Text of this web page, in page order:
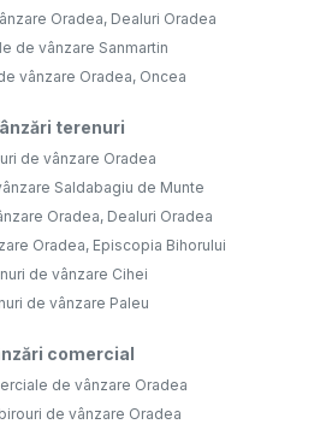
Oradea, Dealuri Oradea
de vânzare Sanmartin
vânzare Oradea, Oncea
terenuri
de vânzare Oradea
Saldabagiu de Munte
Oradea, Dealuri Oradea
Oradea, Episcopia Bihorului
de vânzare Cihei
de vânzare Paleu
comercial
de vânzare Oradea
de vânzare Oradea